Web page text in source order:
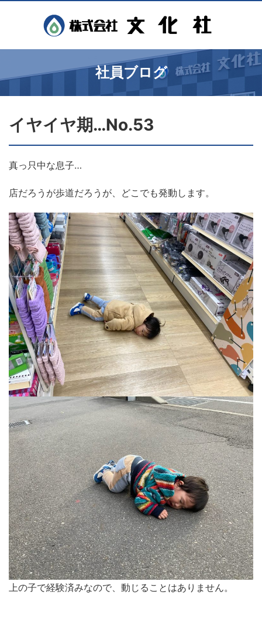
社員ブログ
イヤイヤ期…No.53
真っ只中な息子…
店だろうが歩道だろうが、どこでも発動します。
上の子で経験済みなので、動じることはありません。